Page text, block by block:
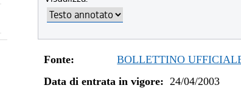
Fonte:
BOLLETTINO
Data di entrata in vigore: 24/04/2003